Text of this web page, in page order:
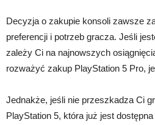
Decyzja o zakupie konsoli zawsze
preferencji i potrzeb gracza. Jeśli
zależy Ci na najnowszych
rozważyć zakup PlayStation 5 Pro,
Jednakże, jeśli nie przeszkadza Ci
PlayStation 5, która już jest